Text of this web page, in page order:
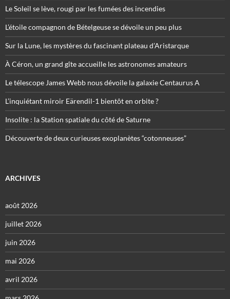
Le Soleil se lève, rougi par les fumées des incendies
L’étoile compagnon de Bételgeuse se dévoile un peu plus
Sur la Lune, les mystères du fascinant plateau d’Aristarque
À Céron, un grand gîte accueille les astronomes amateurs
Le télescope James Webb nous dévoile la galaxie Centaurus A
L’inquiétant miroir Eärendil-1 bientôt en orbite ?
Insolite : la Station spatiale du côté de Saturne
Découverte de deux curieuses exoplanètes “cotonneuses”
ARCHIVES
août 2026
juillet 2026
juin 2026
mai 2026
avril 2026